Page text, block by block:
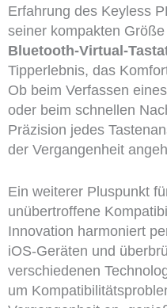
Erfahrung des Keyless
seiner kompakten
Bluetooth-Virtual-
Tipperlebnis, das
Ob beim Verfassen
oder beim schnellen
Präzision jedes
der Vergangenheit
Ein weiterer Pluspunkt
unübertroffene
Innovation harmoniert
iOS-Geräten und
verschiedenen
um